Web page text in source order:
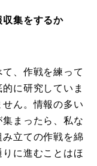
集をするか
、作戦を練って
に研究していま
ん。情報の多い
まったら、私な
立ての作戦を綿
に進むことはほ